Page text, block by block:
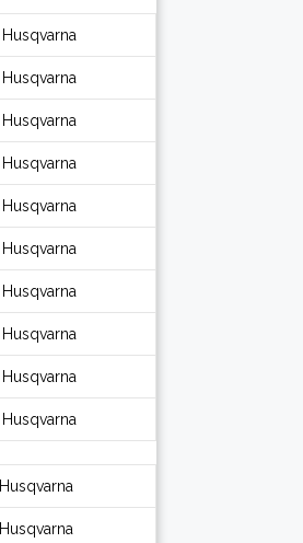
Husqvarna
Husqvarna
Husqvarna
Husqvarna
Husqvarna
Husqvarna
Husqvarna
Husqvarna
Husqvarna
Husqvarna
Husqvarna
Husqvarna